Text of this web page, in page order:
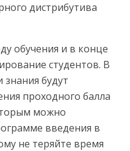
дистрибутива
обучения и в конце
студентов. В
будут
проходного балла
можно
введения в
не теряйте время